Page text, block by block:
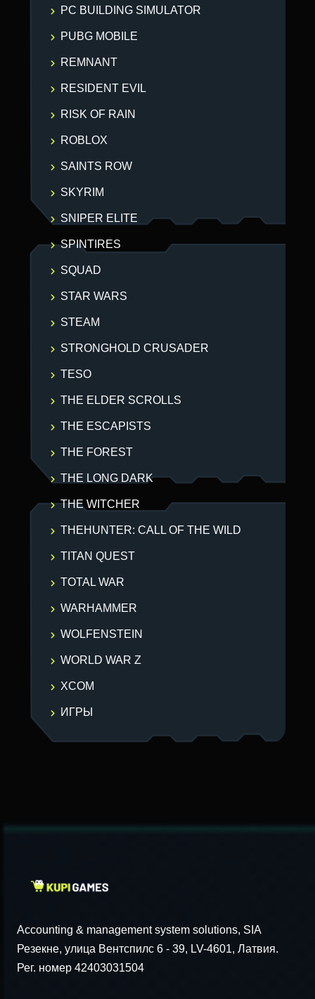
PC BUILDING SIMULATOR
PUBG MOBILE
REMNANT
RESIDENT EVIL
RISK OF RAIN
ROBLOX
SAINTS ROW
SKYRIM
SNIPER ELITE
SPINTIRES
SQUAD
STAR WARS
STEAM
STRONGHOLD CRUSADER
TESO
THE ELDER SCROLLS
THE ESCAPISTS
THE FOREST
THE LONG DARK
THE WITCHER
THEHUNTER: CALL OF THE WILD
TITAN QUEST
TOTAL WAR
WARHAMMER
WOLFENSTEIN
WORLD WAR Z
XCOM
ИГРЫ
Accounting & management system solutions, SIA
Резекне, улица Вентспилс 6 - 39, LV-4601, Латвия.
Рег. номер 42403031504